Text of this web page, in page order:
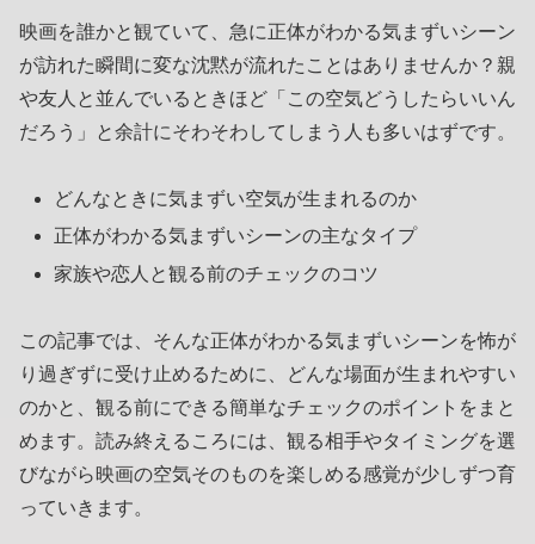
映画を誰かと観ていて、急に正体がわかる気まずいシーン
が訪れた瞬間に変な沈黙が流れたことはありませんか？親
や友人と並んでいるときほど「この空気どうしたらいいん
だろう」と余計にそわそわしてしまう人も多いはずです。
どんなときに気まずい空気が生まれるのか
正体がわかる気まずいシーンの主なタイプ
家族や恋人と観る前のチェックのコツ
この記事では、そんな正体がわかる気まずいシーンを怖が
り過ぎずに受け止めるために、どんな場面が生まれやすい
のかと、観る前にできる簡単なチェックのポイントをまと
めます。読み終えるころには、観る相手やタイミングを選
びながら映画の空気そのものを楽しめる感覚が少しずつ育
っていきます。